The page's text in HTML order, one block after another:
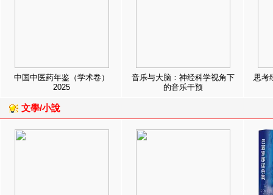
中国中医药年鉴（学术卷）
2025
音乐与大脑：神经科学视角下
的音乐干预
思考
文學/小說